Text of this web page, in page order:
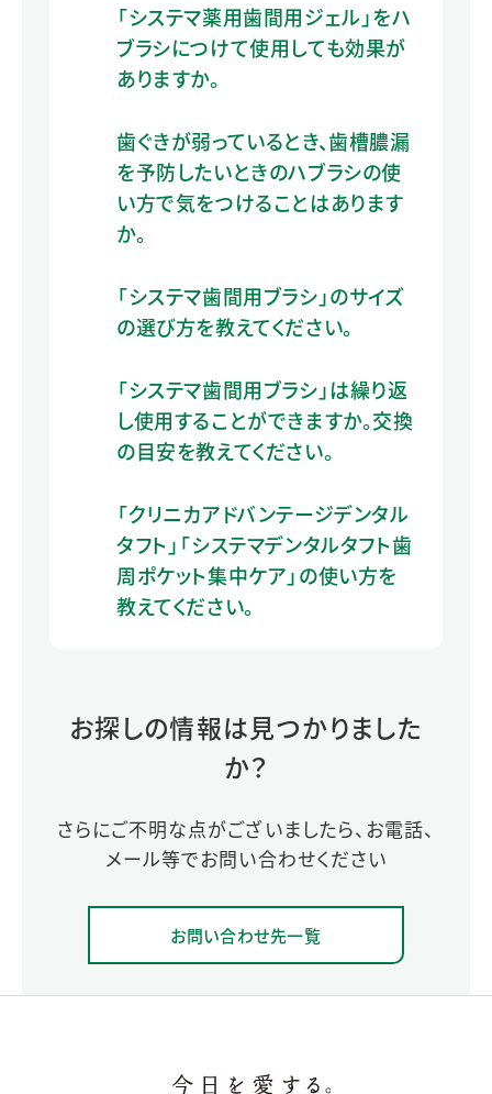
「システマ薬用歯間用ジェル」をハ
ブラシにつけて使用しても効果が
ありますか。
歯ぐきが弱っているとき、歯槽膿漏
を予防したいときのハブラシの使
い方で気をつけることはあります
か。
「システマ歯間用ブラシ」のサイズ
の選び方を教えてください。
「システマ歯間用ブラシ」は繰り返
し使用することができますか。交換
の目安を教えてください。
「クリニカアドバンテージデンタル
タフト」「システマデンタルタフト歯
周ポケット集中ケア」の使い方を
教えてください。
お探しの情報は見つかりました
か？
さらにご不明な点がございましたら、お電話、
メール等でお問い合わせください
お問い合わせ先一覧